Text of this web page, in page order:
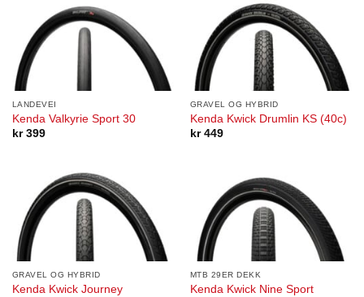
LANDEVEI
Kenda Valkyrie Sport 30
kr399
GRAVEL OG HYBRID
Kenda Kwick Drumlin KS (40c)
kr449
GRAVEL OG HYBRID
Kenda Kwick Journey
MTB 29ER DEKK
Kenda Kwick Nine Sport